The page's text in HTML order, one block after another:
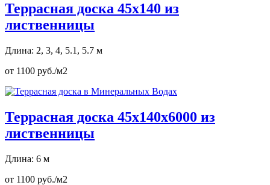
Террасная доска 45х140 из
лиственницы
Длина: 2, 3, 4, 5.1, 5.7 м
от 1100 руб./м2
Террасная доска 45х140х6000 из
лиственницы
Длина: 6 м
от 1100 руб./м2